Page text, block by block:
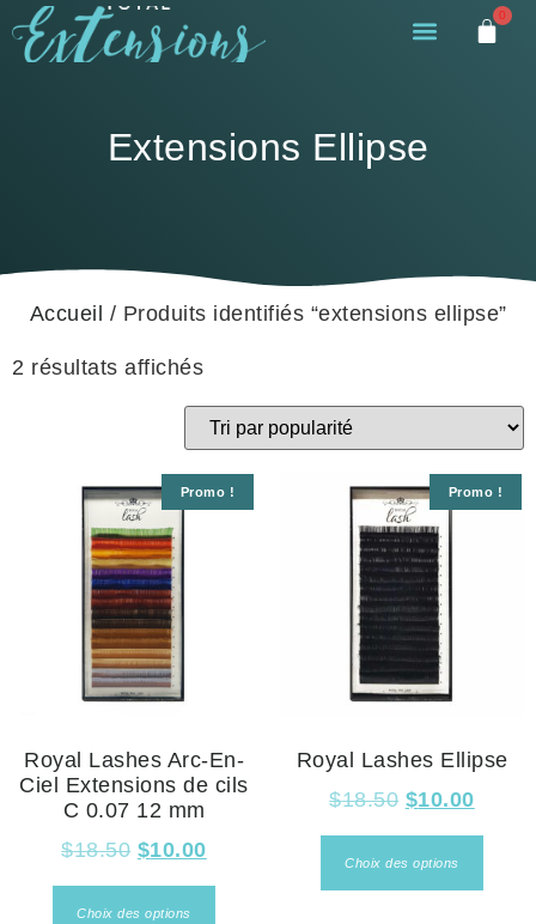
0
Extensions Ellipse
Accueil / Produits identifiés “extensions ellipse”
2 résultats affichés
Promo !
Royal Lashes Arc-En-
Ciel Extensions de cils
C 0.07 12 mm
$18.50 $10.00
Choix des options
Promo !
Royal Lashes Ellipse
$18.50 $10.00
Choix des options